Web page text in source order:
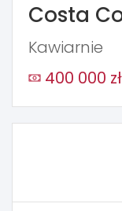
Costa
Kawiarnie
400 000 zł